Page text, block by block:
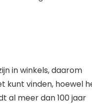
in winkels, daarom
kunt vinden, hoewel
al meer dan 100 jaar